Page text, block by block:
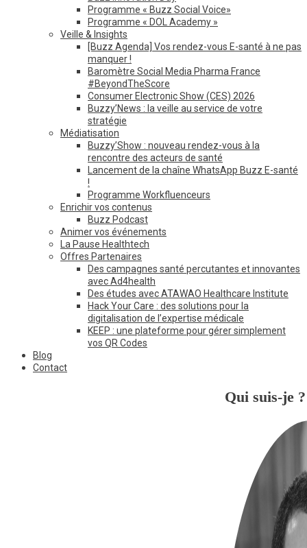
Programme « Buzz Social Voice»
Programme « DOL Academy »
Veille & Insights
[Buzz Agenda] Vos rendez-vous E-santé à ne pas
manquer !
Baromètre Social Media Pharma France
#BeyondTheScore
Consumer Electronic Show (CES) 2026
Buzzy’News : la veille au service de votre
stratégie
Médiatisation
Buzzy’Show : nouveau rendez-vous à la
rencontre des acteurs de santé
Lancement de la chaîne WhatsApp Buzz E-santé
!
Programme Workfluenceurs
Enrichir vos contenus
Buzz Podcast
Animer vos événements
La Pause Healthtech
Offres Partenaires
Des campagnes santé percutantes et innovantes
avec Ad4health
Des études avec ATAWAO Healthcare Institute
Hack Your Care : des solutions pour la
digitalisation de l’expertise médicale
KEEP : une plateforme pour gérer simplement
vos QR Codes
Blog
Contact
Qui suis-je ?